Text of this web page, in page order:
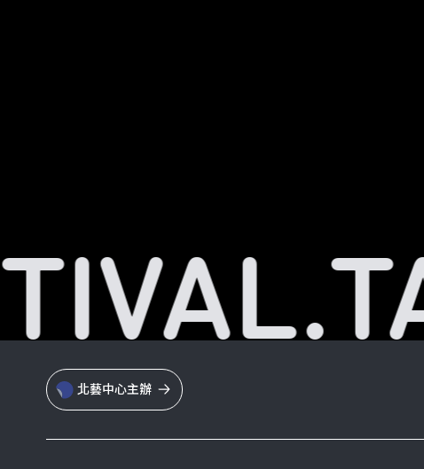
北藝中心主辦